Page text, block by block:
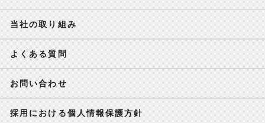
当社の取り組み
よくある質問
お問い合わせ
採用における個人情報保護方針